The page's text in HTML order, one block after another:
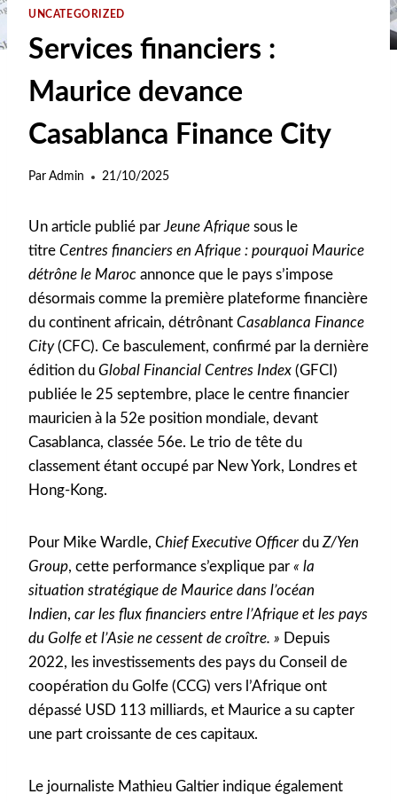
UNCATEGORIZED
Services financiers :
Maurice devance
Casablanca Finance City
Par Admin 21/10/2025
Un article publié par Jeune Afrique sous le
titre Centres financiers en Afrique : pourquoi Maurice
détrône le Maroc annonce que le pays s’impose
désormais comme la première plateforme financière
du continent africain, détrônant Casablanca Finance
City(CFC). Ce basculement, confirmé par la dernière
édition du Global Financial Centres Index (GFCI)
publiée le 25 septembre, place le centre financier
mauricien à la 52e position mondiale, devant
Casablanca, classée 56e. Le trio de tête du
classement étant occupé par New York, Londres et
Hong-Kong.
Pour Mike Wardle, Chief Executive Officer du Z/Yen
Group, cette performance s’explique par « la
situation stratégique de Maurice dans l’océan
Indien, car les flux financiers entre l’Afrique et les pays
du Golfe et l’Asie ne cessent de croître. » Depuis
2022, les investissements des pays du Conseil de
coopération du Golfe (CCG) vers l’Afrique ont
dépassé USD 113 milliards, et Maurice a su capter
une part croissante de ces capitaux.
Le journaliste Mathieu Galtier indique également